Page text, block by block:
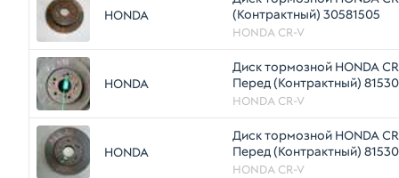
HONDA
(Контрактный) 30581505
HONDA CR-V
HONDA
Диск тормозной HONDA
Перед (Контрактный)
HONDA CR-V
HONDA
Диск тормозной HONDA
Перед (Контрактный)
HONDA CR-V